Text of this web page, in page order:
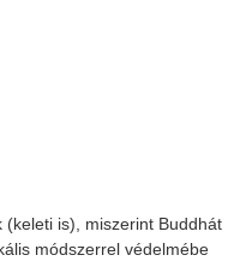
is), miszerint Buddhát
módszerrel védelmébe